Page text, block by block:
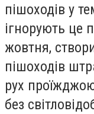
пішоходів у
ігнорують це
жовтня,
пішоходів
рух
без